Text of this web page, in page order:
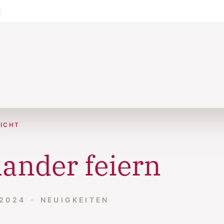
feiern
NEUIGKEITEN